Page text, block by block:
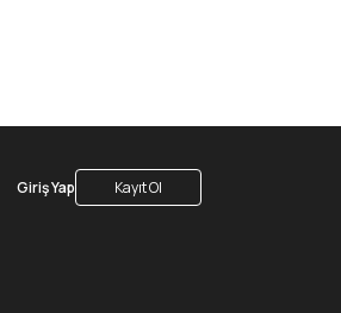
Giriş Yap Kayıt Ol